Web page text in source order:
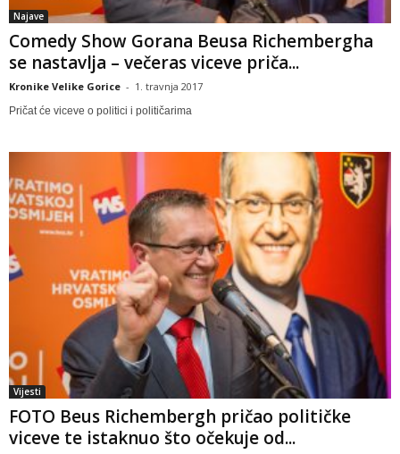
Najave
Comedy Show Gorana Beusa Richembergha
se nastavlja – večeras viceve priča...
Kronike Velike Gorice - 1. travnja 2017
Pričat će viceve o politici i političarima
Vijesti
FOTO Beus Richembergh pričao političke
viceve te istaknuo što očekuje od...